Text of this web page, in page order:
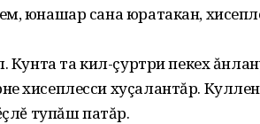
юнашар сана юратакан,
Кунта та кил-çуртри пекех
хисеплесси хуçалантăр.
тупăш патăр.